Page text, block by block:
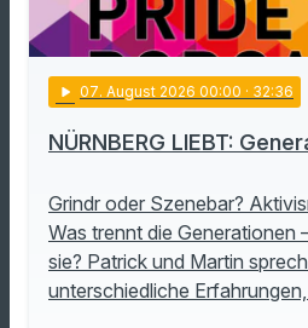
play_arrow 07. August 2026 00:00 · 32:36
NÜRNBERG LIEBT:
Grindr oder Szenebar?
Was trennt die Generationen
sie? Patrick und Martin
unterschiedliche